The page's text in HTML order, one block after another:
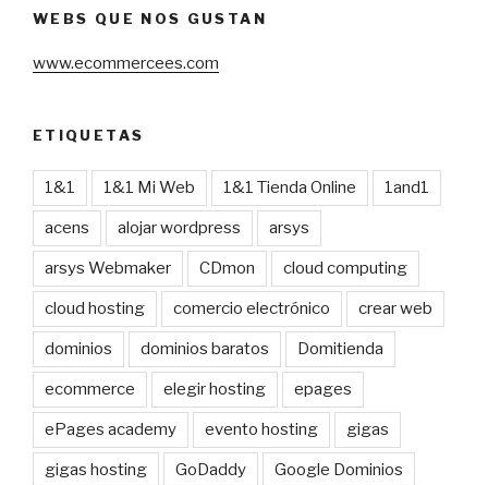
WEBS QUE NOS GUSTAN
www.ecommercees.com
ETIQUETAS
1&1 1&1 Mi Web 1&1 Tienda Online 1and1
acens alojar wordpress arsys
arsys Webmaker CDmon cloud computing
cloud hosting comercio electrónico crear web
dominios dominios baratos Domitienda
ecommerce elegir hosting epages
ePages academy evento hosting gigas
gigas hosting GoDaddy Google Dominios